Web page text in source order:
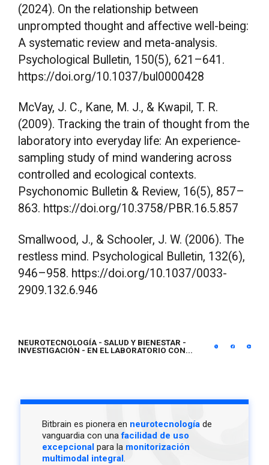
(2024). On the relationship between
unprompted thought and affective well-being:
A systematic review and meta-analysis.
Psychological Bulletin, 150(5), 621–641.
https://doi.org/10.1037/bul0000428
McVay, J. C., Kane, M. J., & Kwapil, T. R.
(2009). Tracking the train of thought from the
laboratory into everyday life: An experience-
sampling study of mind wandering across
controlled and ecological contexts.
Psychonomic Bulletin & Review, 16(5), 857–
863. https://doi.org/10.3758/PBR.16.5.857
Smallwood, J., & Schooler, J. W. (2006). The
restless mind. Psychological Bulletin, 132(6),
946–958. https://doi.org/10.1037/0033-
2909.132.6.946
NEUROTECNOLOGÍA -SALUD Y BIENESTAR -
INVESTIGACIÓN - EN EL LABORATORIO CON...
Bitbrain es pionera en neurotecnología de
vanguardia con unafacilidad de uso
excepcional para la monitorización
multimodal integral.